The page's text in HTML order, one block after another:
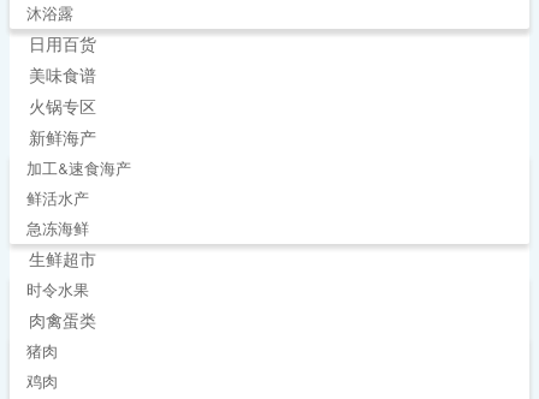
沐浴露
日用百货
美味食谱
火锅专区
新鲜海产
加工&速食海产
鲜活水产
急冻海鲜
生鲜超市
时令水果
肉禽蛋类
猪肉
鸡肉